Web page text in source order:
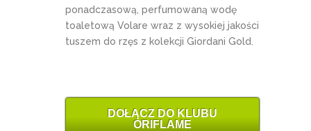
ponadczasową, perfumowaną wodę
toaletową Volare wraz z wysokiej jakości
tuszem do rzęs z kolekcji Giordani Gold.
DOŁĄCZ DO KLUBU
ORIFLAME